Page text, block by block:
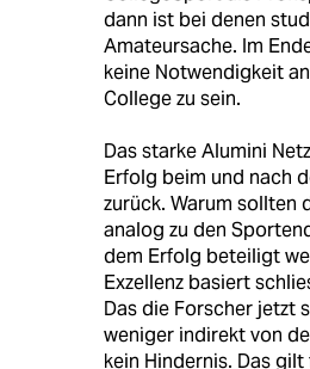
dann ist bei denen
Amateursache. Im
keine Notwendigkeit
College zu sein.
Das starke Alumini
Erfolg beim und nach
zurück. Warum sollten
analog zu den
dem Erfolg beteiligt
Exzellenz basiert
Das die Forscher jetzt
weniger indirekt von
kein Hindernis. Das